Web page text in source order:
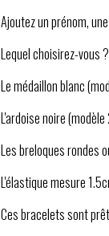
Ajoutez un prénom,
Lequel choisirez-vous
Le médaillon blanc
L'ardoise noire
Les breloques rondes
L'élastique mesure
Ces bracelets sont